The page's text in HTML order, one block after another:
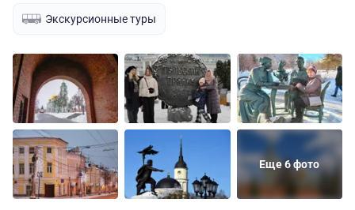
Экскурсионные туры
Еще 6 фото